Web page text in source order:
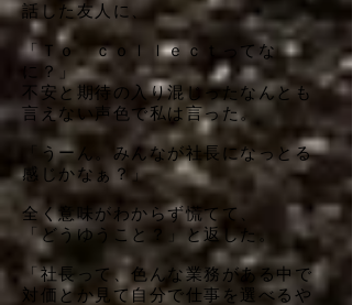
話した友人に、
「Ｔｏ ｃｏｌｌｅｃｔってな
に？」
不安と期待の入り混じったなんとも
言えない声色で私は言った。
「うーん。みんなが社長になっとる
感じかなぁ？」
全く意味がわからず慌てて、
「どうゆうこと？」と返した。
「社長って、色んな業務がある中で
対価とか見て自分で仕事を選べるや